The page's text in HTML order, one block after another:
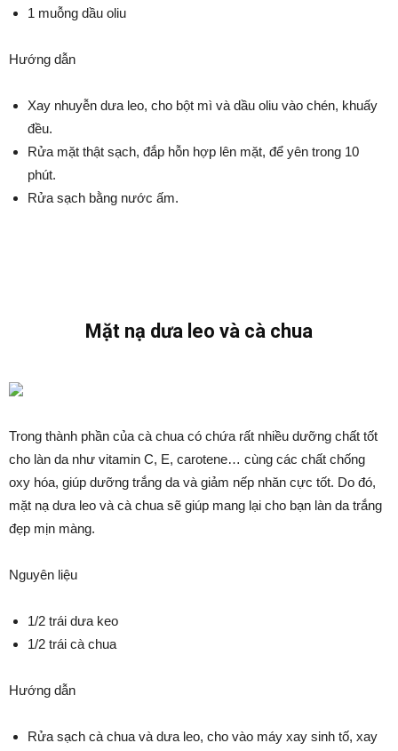
1 muỗng dầu oliu
Hướng dẫn
Xay nhuyễn dưa leo, cho bột mì và dầu oliu vào chén, khuấy
đều.
Rửa mặt thật sạch, đắp hỗn hợp lên mặt, để yên trong 10
phút.
Rửa sạch bằng nước ấm.
Mặt nạ dưa leo và cà chua
Trong thành phần của cà chua có chứa rất nhiều dưỡng chất tốt
cho làn da như vitamin C, E, carotene… cùng các chất chống
oxy hóa, giúp dưỡng trắng da và giảm nếp nhăn cực tốt. Do đó,
mặt nạ dưa leo và cà chua sẽ giúp mang lại cho bạn làn da trắng
đẹp mịn màng.
Nguyên liệu
1/2 trái dưa keo
1/2 trái cà chua
Hướng dẫn
Rửa sạch cà chua và dưa leo, cho vào máy xay sinh tố, xay